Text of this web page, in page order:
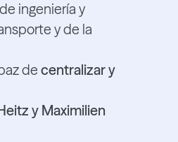
ingeniería y
y de la
de centralizar y
y Maximilien